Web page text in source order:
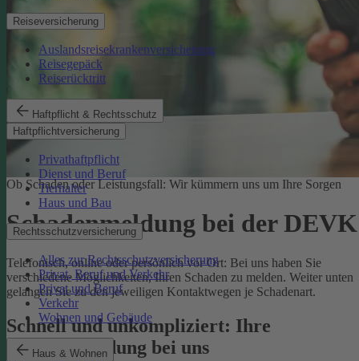
Reiseversicherung
Auslandsreisekrankenversicherung
Reisegepäck
Reiserücktritt
Haftpflicht & Rechtsschutz
Haftpflichtversicherung
Privathaftpflicht
Dienst und Beruf
Tierhalter
Haus und Bau
Rechtsschutzversicherung
Alles zur Rechtsschutzversicherung
Privat, Beruf und Verkehr
Privat und Beruf
Verkehr
Wohnen und Gebäude
Haus & Wohnen
Ob Schaden oder Leistungsfall: Wir kümmern uns um Ihre Sorgen
Schadenmeldung bei der DEVK
Telefonisch, online oder persönlich vor Ort: Bei uns haben Sie
verschiedene Möglichkeiten, Ihren Schaden zu melden. Weiter unten
gelangen Sie zu den jeweiligen Kontaktwegen je Schadenart.
Schnell und unkompliziert: Ihre
Schadenmeldung bei uns